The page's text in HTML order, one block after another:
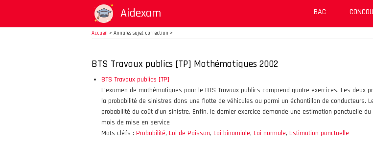
contenu
Aidexam BAC
Accueil > Annales sujet correction >
BTS Travaux publics [TP] Mathématiques 2002
BTS Travaux publics [TP]
L'examen de mathématiques pour le BTS Travaux publics comprend quatre exercices. Les
la probabilité de sinistres dans une flotte de véhicules ou parmi un échantillon de conducteurs.
probabilité du coût d'un sinistre. Enfin, le dernier exercice demande une estimation ponctuelle
mois de mise en service
Mots cléfs : Probabilité, Loi de Poisson, Loi binomiale, Loi normale, Estimation ponctuelle